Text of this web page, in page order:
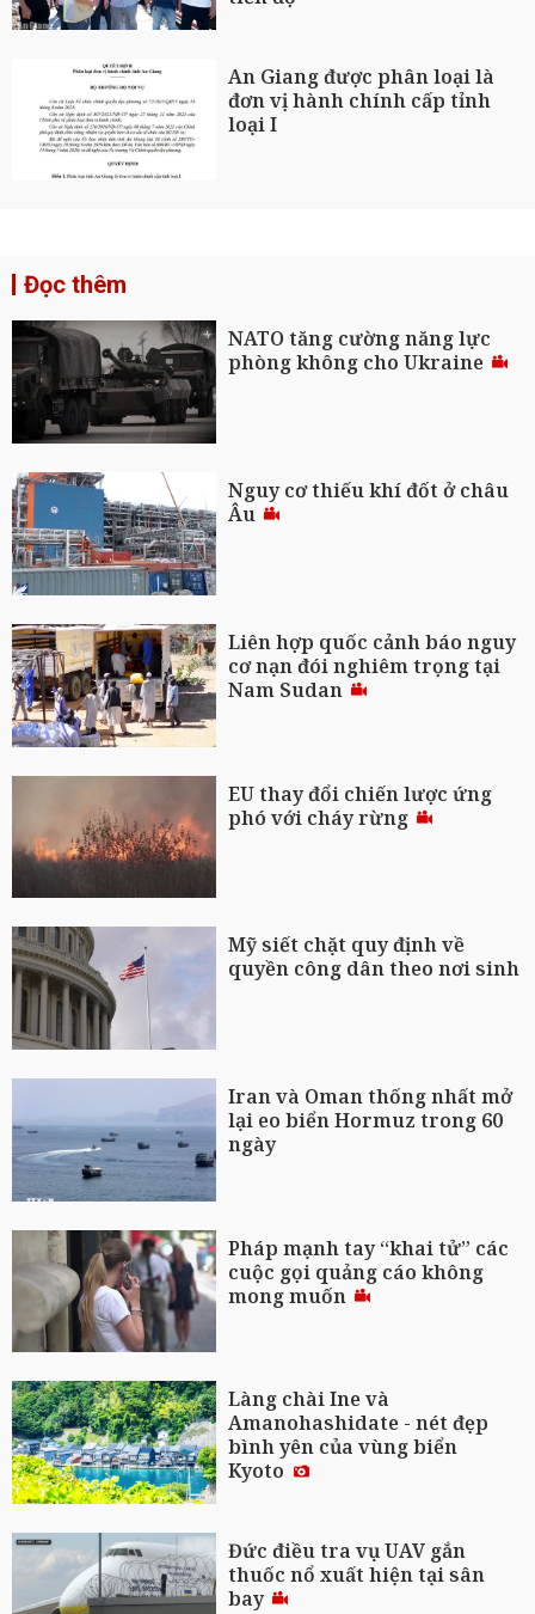
An Giang được phân loại là
đơn vị hành chính cấp tỉnh
loại I
Đọc thêm
NATO tăng cường năng lực
phòng không cho Ukraine
Nguy cơ thiếu khí đốt ở châu
Âu
Liên hợp quốc cảnh báo nguy
cơ nạn đói nghiêm trọng tại
Nam Sudan
EU thay đổi chiến lược ứng
phó với cháy rừng
Mỹ siết chặt quy định về
quyền công dân theo nơi sinh
Iran và Oman thống nhất mở
lại eo biển Hormuz trong 60
ngày
Pháp mạnh tay “khai tử” các
cuộc gọi quảng cáo không
mong muốn
Làng chài Ine và
Amanohashidate - nét đẹp
bình yên của vùng biển
Kyoto
Đức điều tra vụ UAV gắn
thuốc nổ xuất hiện tại sân
bay